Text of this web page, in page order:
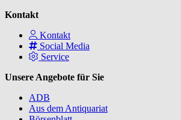
Kontakt
Kontakt
Social Media
Service
Unsere Angebote für Sie
ADB
Aus dem Antiquariat